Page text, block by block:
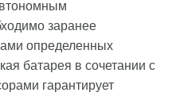
заранее
определенных
батарея в сочетании с
гарантирует